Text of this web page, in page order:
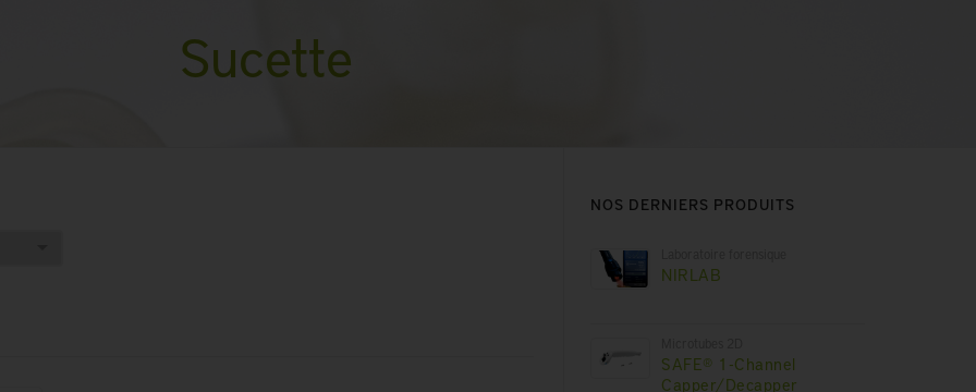
Sucette
NOS DERNIERS PRODUITS
NIRLAB
SAFE® 1-Channel
Capper/Decapper